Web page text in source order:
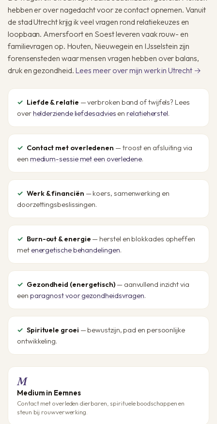
hebben er over nagedacht voor ze contact opnemen. Vanuit
de stad Utrecht krijg ik veel vragen rond relatiekeuzes en
loopbaan. Amersfoort en Soest leveren vaak rouw- en
familievragen op. Houten, Nieuwegein en IJsselstein zijn
forensensteden waar mensen vragen hebben over balans,
druk en gezondheid. Lees meer over mijn werk in Utrecht →
Liefde & relatie — verbroken band of twijfels? Lees
overhelderziende liefdesadvies enrelatieherstel.
Contact met overledenen — troost en afsluiting via
een medium-sessie met een overledene.
Werk & financiën — koers, samenwerking en
doorzettingsbeslissingen.
Burn-out & energie — herstel en blokkades opheffen
met energetische behandelingen.
Gezondheid (energetisch) — aanvullend inzicht via
een paragnost voor gezondheidsvragen.
Spirituele groei — bewustzijn, pad en persoonlijke
ontwikkeling.
M
Medium in Eemnes
Contact met overleden dierbaren, spirituele boodschappen en
steun bij rouwverwerking.